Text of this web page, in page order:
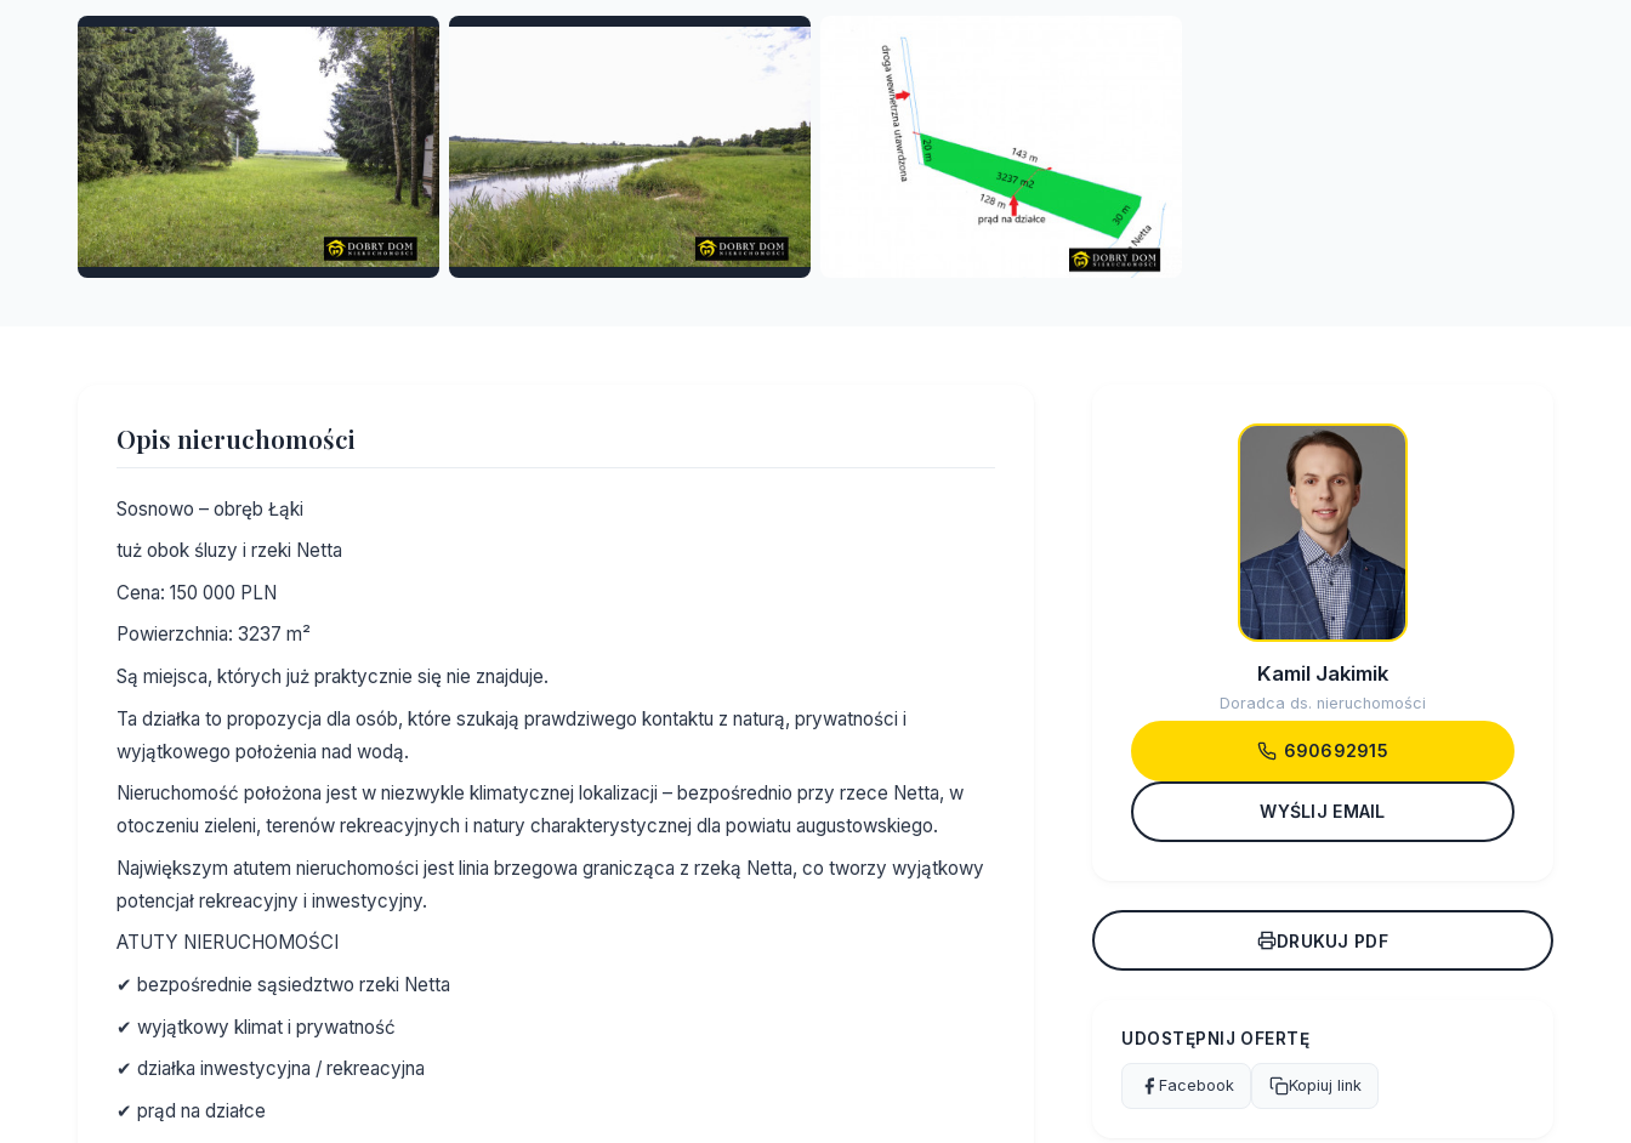
Opis nieruchomości
Sosnowo – obręb Łąki
tuż obok śluzy i rzeki Netta
Cena: 150 000 PLN
Powierzchnia: 3237 m²
Są miejsca, których już praktycznie się nie znajduje.
Ta działka to propozycja dla osób, które szukają prawdziwego kontaktu z naturą, prywatności i
wyjątkowego położenia nad wodą.
Nieruchomość położona jest w niezwykle klimatycznej lokalizacji – bezpośrednio przy rzece Netta, w
otoczeniu zieleni, terenów rekreacyjnych i natury charakterystycznej dla powiatu augustowskiego.
Największym atutem nieruchomości jest linia brzegowa granicząca z rzeką Netta, co tworzy wyjątkowy
potencjał rekreacyjny i inwestycyjny.
ATUTY NIERUCHOMOŚCI
✔ bezpośrednie sąsiedztwo rzeki Netta
✔ wyjątkowy klimat i prywatność
✔ działka inwestycyjna / rekreacyjna
✔ prąd na działce
Kamil Jakimik
Doradca ds. nieruchomości
690692915
WYŚLIJ EMAIL
DRUKUJ PDF
UDOSTĘPNIJ OFERTĘ
Facebook Kopiuj link